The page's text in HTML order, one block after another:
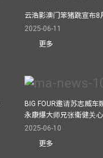
云浩影澳门笨猪跳宣布8
2025-06-11
更多
BIG FOUR邀请苏志威
永康爆大师兄张衞健关
2025-06-10
更多